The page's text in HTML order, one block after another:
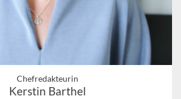
Chefredakteurin
Kerstin Barthel